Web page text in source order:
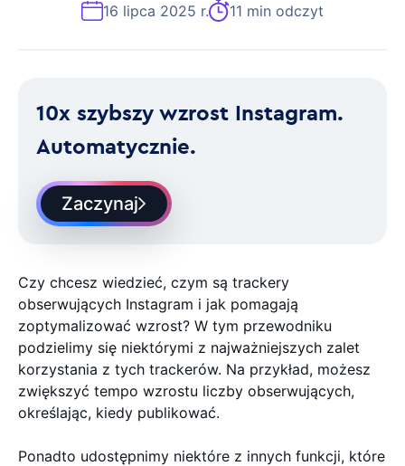
16 lipca 2025 r. 11 min odczyt
10x szybszy wzrost Instagram.
Automatycznie.
Zaczynaj
Czy chcesz wiedzieć, czym są trackery
obserwujących Instagram i jak pomagają
zoptymalizować wzrost? W tym przewodniku
podzielimy się niektórymi z najważniejszych zalet
korzystania z tych trackerów. Na przykład, możesz
zwiększyć tempo wzrostu liczby obserwujących,
określając, kiedy publikować.
Ponadto udostępnimy niektóre z innych funkcji, które